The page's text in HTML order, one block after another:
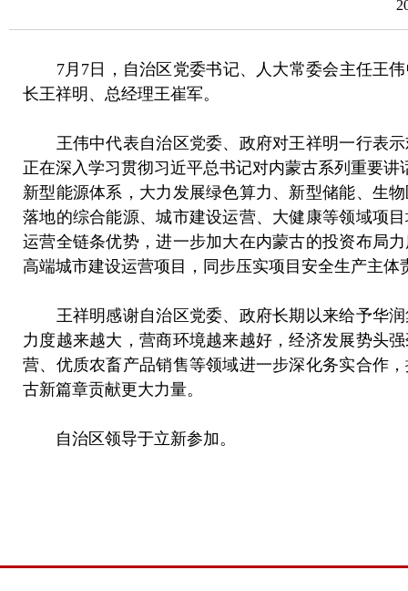
7月7日，自治区党委书记、人大常委会主任王伟
长王祥明、总经理王崔军。
王伟中代表自治区党委、政府对王祥明一行表示
正在深入学习贯彻习近平总书记对内蒙古系列重要
新型能源体系，大力发展绿色算力、新型储能、生
落地的综合能源、城市建设运营、大健康等领域项
运营全链条优势，进一步加大在内蒙古的投资布局
高端城市建设运营项目，同步压实项目安全生产主
王祥明感谢自治区党委、政府长期以来给予华润
力度越来越大，营商环境越来越好，经济发展势头
营、优质农畜产品销售等领域进一步深化务实合作
古新篇章贡献更大力量。
自治区领导于立新参加。